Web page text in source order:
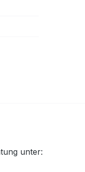
unter: